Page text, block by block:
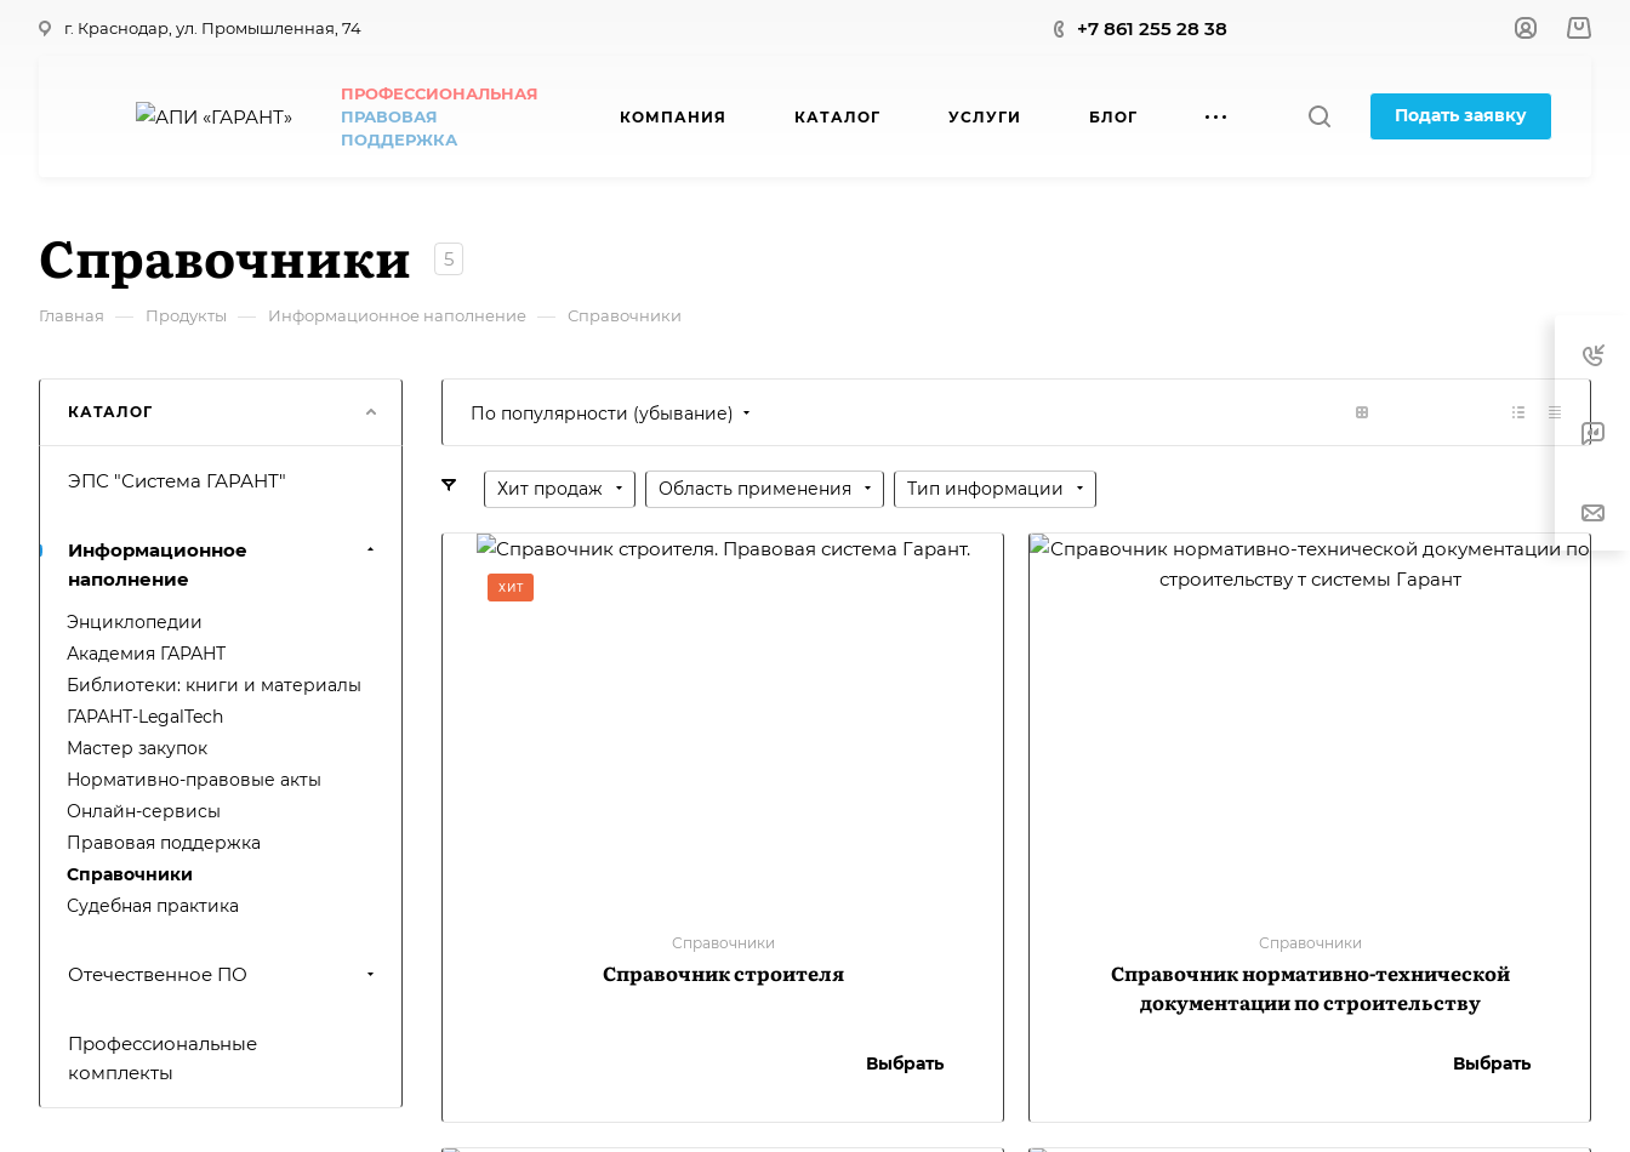
г. Краснодар, ул. Промышленная, 74 +7 861 255 28 38
ПРОФЕССИОНАЛЬНАЯ
ПРАВОВАЯ
ПОДДЕРЖКА
КОМПАНИЯ КАТАЛОГ УСЛУГИ БЛОГ Подать заявку
Справочники 5
Главная — Продукты — Информационное наполнение — Справочники
По популярности (убывание)
Хит продаж Область применения Тип информации
ХИТ
Справочники
Справочник строителя
Выбрать
Справочники
Справочник нормативно-технической
документации по строительству
Выбрать
КАТАЛОГ
ЭПС "Система ГАРАНТ"
Информационное
наполнение
Энциклопедии
Академия ГАРАНТ
Библиотеки: книги и материалы
ГАРАНТ-LegalTech
Мастер закупок
Нормативно-правовые акты
Онлайн-сервисы
Правовая поддержка
Справочники
Судебная практика
Отечественное ПО
Профессиональные
комплекты